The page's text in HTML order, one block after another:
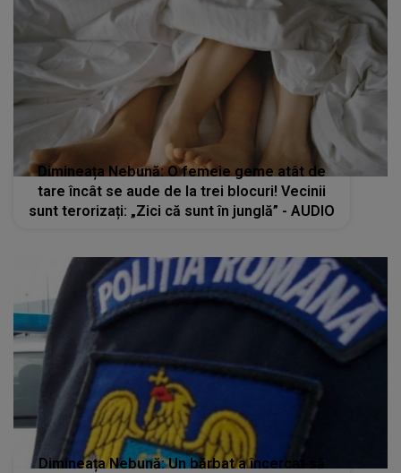
Dimineața Nebună: O femeie geme atât de
tare încât se aude de la trei blocuri! Vecinii
sunt terorizați: „Zici că sunt în junglă” - AUDIO
Dimineața Nebună: Un bărbat a încercat să